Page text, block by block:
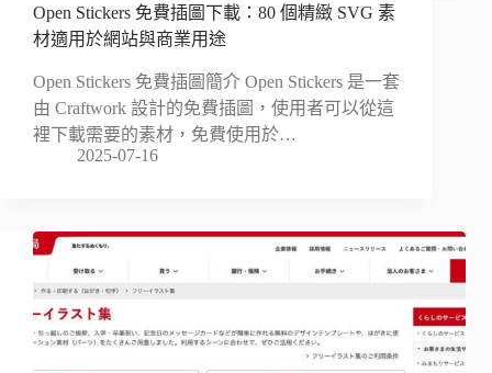
Open Stickers 免費插圖下載：80 個精緻 SVG 素
材適用於網站與商業用途
Open Stickers 免費插圖簡介 Open Stickers 是一套
由 Craftwork 設計的免費插圖，使用者可以從這
裡下載需要的素材，免費使用於…
2025-07-16